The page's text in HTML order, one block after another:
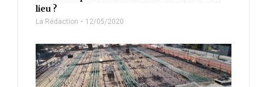
lieu ?
La Rédaction 12/05/2020